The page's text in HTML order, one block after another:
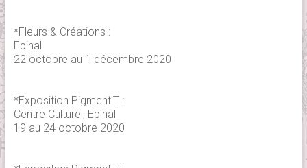
*Fleurs & Créations :
Epinal
22 octobre au 1 décembre 2020
*Exposition Pigment'T :
Centre Culturel, Epinal
19 au 24 octobre 2020